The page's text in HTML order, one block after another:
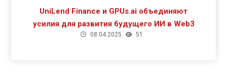
UniLend Finance и GPUs.ai объединяют
усилия для развития будущего ИИ в Web3
08.04.2025 51